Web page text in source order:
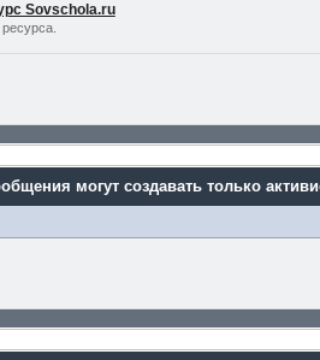
Sovschola.ru
могут создавать только